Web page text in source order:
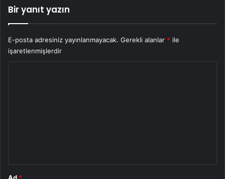
Bir yanıt yazın
E-posta adresiniz yayınlanmayacak. Gerekli alanlar * ile
işaretlenmişlerdir